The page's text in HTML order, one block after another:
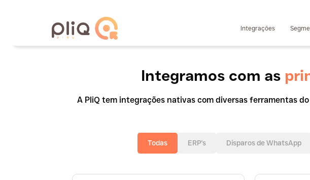
Integrações
Integramos com as
A PliQ tem integrações nativas com diversas ferramentas
Todas ERP's Disparos de WhatsApp